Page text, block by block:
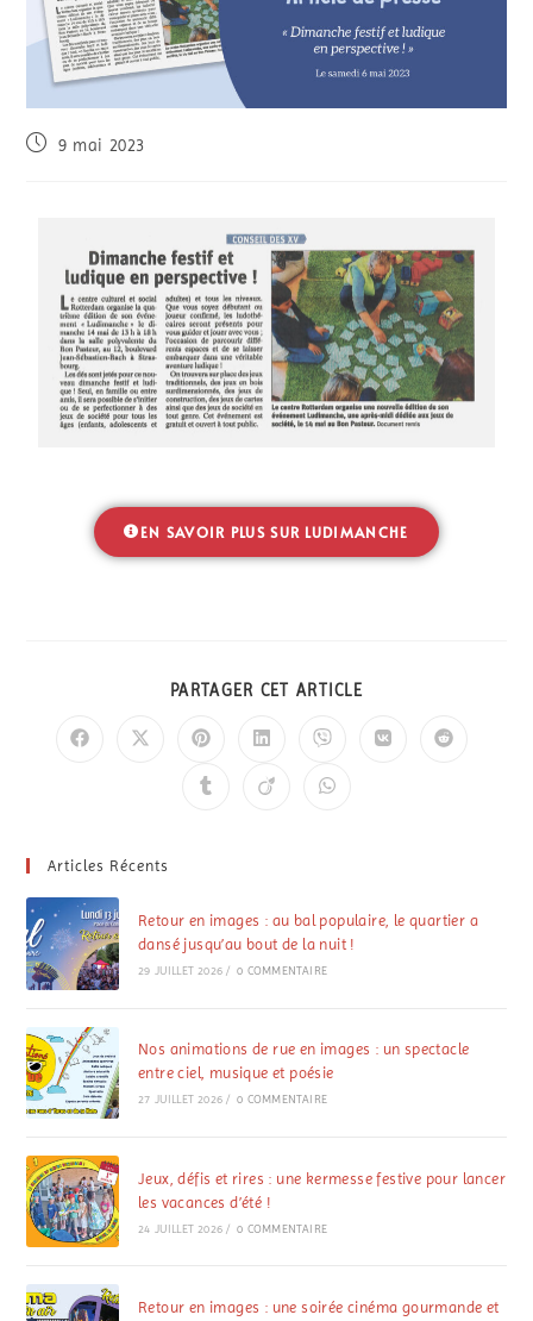
9 mai 2023
EN SAVOIR PLUS SUR LUDIMANCHE
PARTAGER CET ARTICLE
Articles Récents
Retour en images : au bal populaire, le quartier a
dansé jusqu’au bout de la nuit !
29 JUILLET 2026 / 0 COMMENTAIRE
Nos animations de rue en images : un spectacle
entre ciel, musique et poésie
27 JUILLET 2026 / 0 COMMENTAIRE
Jeux, défis et rires : une kermesse festive pour lancer
les vacances d’été !
24 JUILLET 2026 / 0 COMMENTAIRE
Retour en images : une soirée cinéma gourmande et